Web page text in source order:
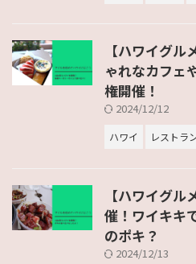
【ハワイグ
ゃれなカフェ
権開催！
2024/12/12
ハワイ レストラ
【ハワイグ
催！ワイキキ
のポキ？
2024/12/13